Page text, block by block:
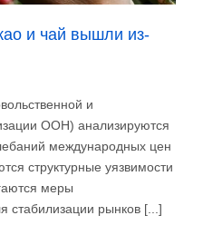
и чай вышли из-
и
ООН) анализируются
международных цен
структурные уязвимости
меры
стабилизации рынков [...]